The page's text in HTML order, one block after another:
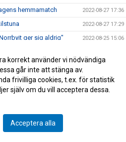
hemmamatch 2022-08-27 17:36
2022-08-27 17:29
ger sig aldrig" 2022-08-25 15:06
2022-08-24 07:37
bortamatch 2022-08-22 20:20
2022-08-22 19:37
på Bravida Arena
korrekt använder vi nödvändiga
går inte att stänga av.
frivilliga cookies, t.ex. för statistik
själv om du vill acceptera dessa.
Acceptera alla